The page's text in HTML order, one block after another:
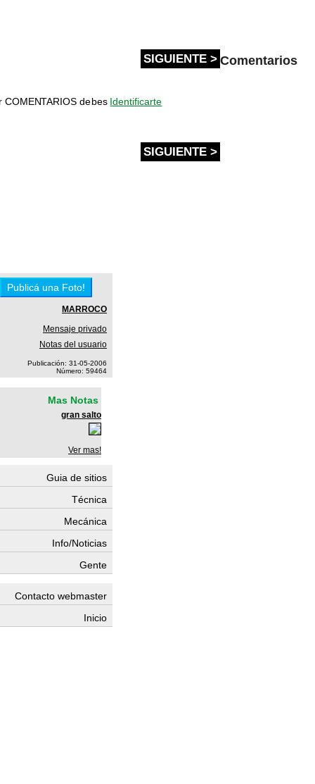
SIGUIENTE > Comentarios
COMENTARIOS debes Identificarte
SIGUIENTE >
MARROCO
Mensaje privado
Notas del usuario
Publicación: 31-05-2006
Número: 59464
Mas Notas
gran salto
Ver mas!
Guia de sitios
Técnica
Mecánica
Info/Noticias
Gente
Contacto webmaster
Inicio